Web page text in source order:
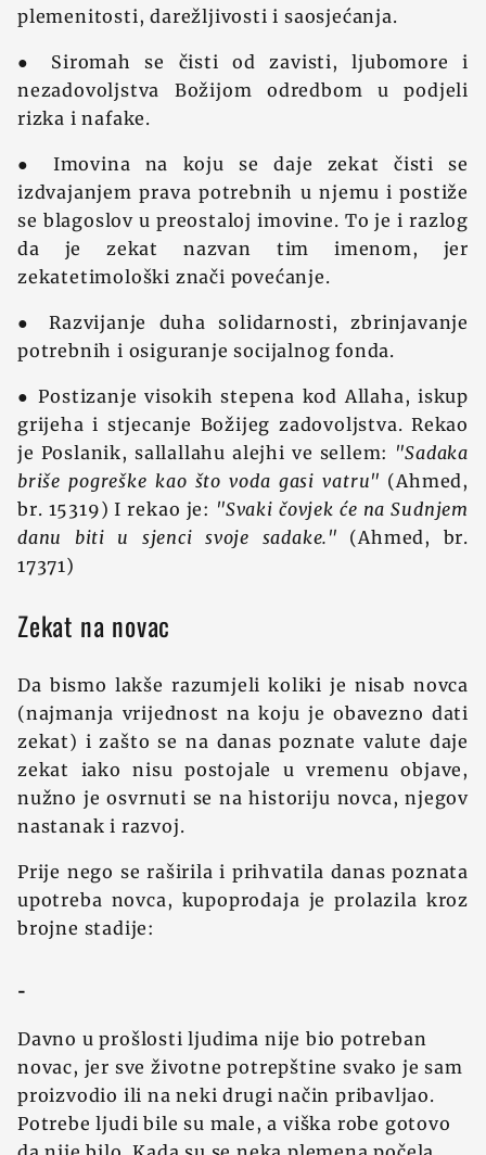
plemenitosti, darežljivosti i saosjećanja.
● Siromah se čisti od zavisti, ljubomore i
nezadovoljstva Bo‍žijom odredbom u podjeli
rizka i nafake.
● Imovina na koju se daje zekat čisti se
izdvajanjem prava potrebnih u njemu i postiž‍e
se blagoslov u preostaloj imovine. To je i razlog
da je zekat nazvan tim imenom, jer
zekatetimološki znači povećanje.
● Razvijanje duha solidarnosti, zbrinjavanje
potrebnih i osiguranje socijalnog fonda.
● Postizanje visokih stepena kod Allaha, iskup
grijeha i stjecanje Bož‍ijeg zadovoljstva. Rekao
je Poslanik, sallallahu alejhi ve sellem: "Sadaka
briše pogreške kao što voda gasi vatru" (Ahmed,
br. 15319) I rekao je: "Svaki čovjek će na Sudnjem
danu biti u sjenci svoje sadake." (Ahmed, br.
17371)
Zekat na novac
Da bismo lakše razumjeli koliki je nisab novca
(najmanja vrijednost na koju je obavezno dati
zekat) i zašto se na danas poznate valute daje
zekat iako nisu postojale u vremenu objave,
nuž‍no je osvrnuti se na historiju novca, njegov
nastanak i razvoj.
Prije nego se raširila i prihvatila danas poznata
upotreba novca, kupoprodaja je prolazila kroz
brojne stadije:
-
Davno u prošlosti ljudima nije bio potreban
novac, jer sve ž‍ivotne potrepštine svako je sam
proizvodio ili na neki drugi način pribavljao.
Potrebe ljudi bile su male, a viška robe gotovo